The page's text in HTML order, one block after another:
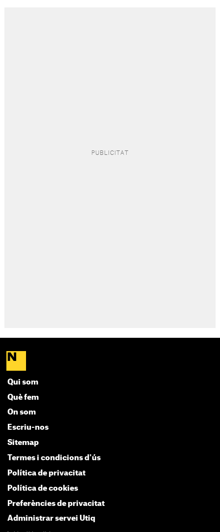
Qui som
Què fem
On som
Escriu-nos
Sitemap
Termes i condicions d'ús
Política de privacitat
Política de cookies
Preferències de privacitat
Administrar servei Utiq